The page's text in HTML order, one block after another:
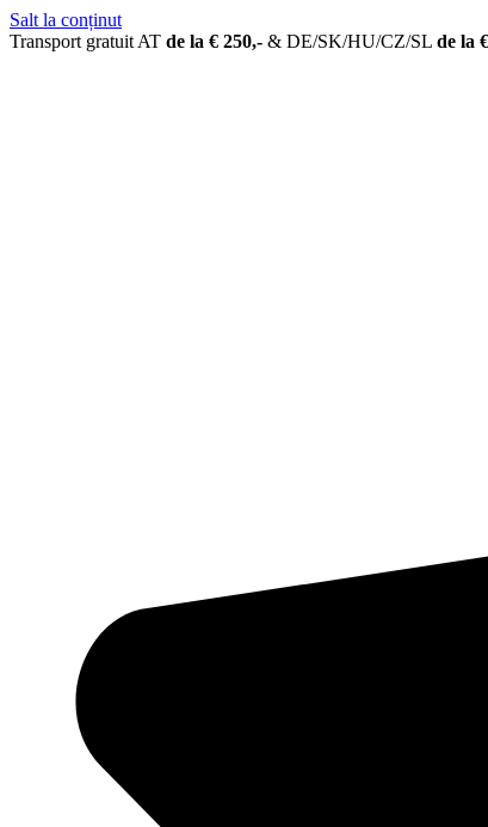
Salt la conținut
Transport gratuit AT de la € 250,- & DE/SK/HU/CZ/SL de la